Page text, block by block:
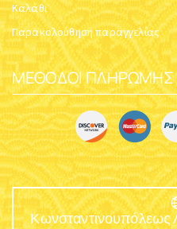
Καλάθι
Παρακολούθηση παραγγελίας
ΜΈΘΟΔΟΙ ΠΛΗΡΩΜΉΣ
Κωνσταντινουπόλεως